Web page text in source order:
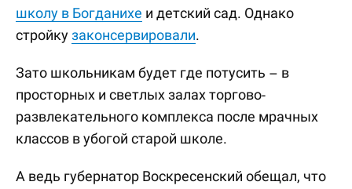
школу в Богданихе и детский сад. Однако
стройкузаконсервировали.
Зато школьникам будет где потусить – в
просторных и светлых залах торгово-
развлекательного комплекса после мрачных
классов в убогой старой школе.
А ведь губернатор Воскресенский обещал, что